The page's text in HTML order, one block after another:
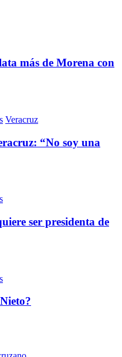
más de Morena con
Veracruz
“No soy una
ser presidenta de